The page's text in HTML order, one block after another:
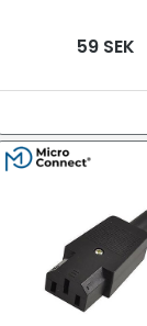
59 SEK